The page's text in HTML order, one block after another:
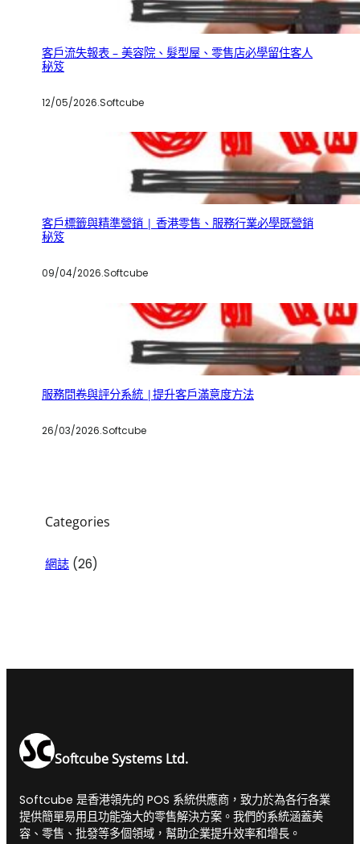
客戶流失報表 – 美容院、髮型屋、零售店必學留住客人
秘笈
12/05/2026.Softcube
客戶標籤與精準營銷 | 香港零售、服務行業必學既營銷
秘笈
09/04/2026.Softcube
服務問卷與評分系統 |提升客戶滿意度方法
26/03/2026.Softcube
Categories
網誌 (26)
Softcube Systems Ltd.
Softcube 是香港領先的 POS 系統供應商，致力於為各行各業
提供簡單易用且功能強大的零售解決方案。我們的系統涵蓋美
容、零售、批發等多個領域，幫助企業提升效率和增長。